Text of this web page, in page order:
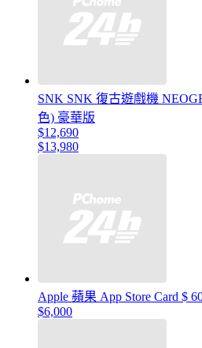
SNK SNK 復古遊戲機
色) 豪華版
$12,690
$13,980
Apple 蘋果 App Store Card $
$6,000